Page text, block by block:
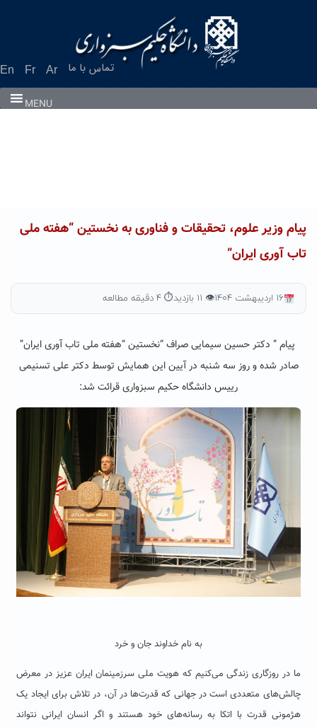
En Fr Ar تماس با ما
MENU
پیام وزیر علوم، تحقیقات و فناوری به نخستین “هفته ملی
تاب آوری ایران”
۱۶ اردیبهشت ۱۴۰۴ 👁 ۱۱ بازدید ⏱ ۴ دقیقه مطالعه
پیام ” دکتر حسین سیمایی صراف “نخستین “هفته ملی تاب آوری ایران”
صادر شده و روز سه شنبه در آیین این همایش توسط دکتر علی تسنیمی
رییس دانشگاه حکیم سبزواری قرائت شد:
به نام خداوند جان و خرد
ما در روزگاری زندگی می‌کنیم که هویت ملی سرزمینمان ایران عزیز در معرض
چالش‌های متعددی است در جهانی که قدرت‌ها در آن، در تلاش برای ایجاد یک
هژمونی قدرت با اتکا به رسانه‌های خود هستند و اگر انسان ایرانی نتواند